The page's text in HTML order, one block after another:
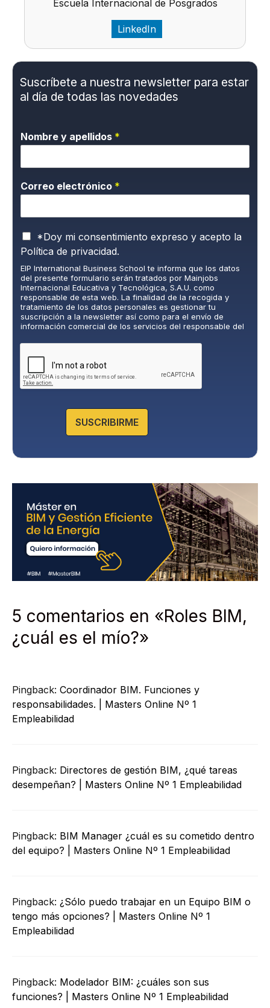
Escuela Internacional de Posgrados
LinkedIn
Suscríbete a nuestra newsletter para estar
al día de todas las novedades
Nombre y apellidos *
Correo electrónico *
P
o
í
t
i
c
a
d
e
v
*Doy mi consentimiento expreso y acepto la
Política de privacidad.
EIP International Business School te informa que los datos
del presente formulario serán tratados por Mainjobs
Internacional Educativa y Tecnológica, S.A.U. como
responsable de esta web. La finalidad de la recogida y
tratamiento de los datos personales es gestionar tu
suscripción a la newsletter así como para el envío de
información comercial de los servicios del responsable del
del/a interesado/a. No se cederán datos a terceros, salvo
obligación legal. Podrás ejercer tus derechos de acceso,
rectificación, limitación y supresión de los datos en
cumplimiento@grupomainjobs.com
, así como el derecho a
presentar una reclamación ante la autoridad de control.
encontrarás en nuestra página web.
SUSCRIBIRME
5 comentarios en «Roles BIM,
¿cuál es el mío?»
Pingback: Coordinador BIM. Funciones y
responsabilidades. | Masters Online Nº 1
Empleabilidad
Pingback: Directores de gestión BIM, ¿qué tareas
desempeñan? | Masters Online Nº 1 Empleabilidad
Pingback: BIM Manager ¿cuál es su cometido dentro
del equipo? | Masters Online Nº 1 Empleabilidad
Pingback: ¿Sólo puedo trabajar en un Equipo BIM o
tengo más opciones? | Masters Online Nº 1
Empleabilidad
Pingback: Modelador BIM: ¿cuáles son sus
funciones? | Masters Online Nº 1 Empleabilidad